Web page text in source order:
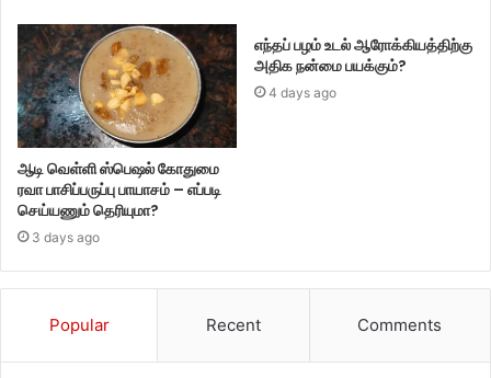
ஆடி வெள்ளி ஸ்பெஷல் கோதுமை
ரவா பாசிப்பருப்பு பாயாசம் – எப்படி
செய்யணும் தெரியுமா?
3 days ago
எந்தப் பழம் உடல் ஆரோக்கியத்திற்கு
அதிக நன்மை பயக்கும்?
4 days ago
Popular Recent Comments